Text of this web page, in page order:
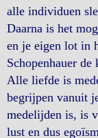
alle individuen
Daarna is het
en je eigen lot in
Schopenhauer
Alle liefde is
begrijpen vanuit
medelijden is, is
lust en dus